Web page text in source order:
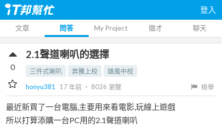
登入
文章 問答 My Project 徵才 聊天
2.1聲道喇叭的選擇
三件式喇叭 奔騰上校
雄風中校
honyu381
17 年前 ‧ 8026 瀏覽 檢舉
0
最近新買了一台電腦,主要用來看電影,玩線上遊戲
所以打算添購一台PC用的2.1聲道喇叭